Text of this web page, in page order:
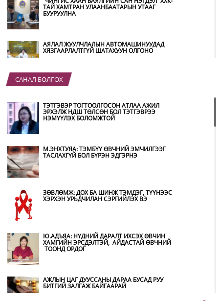
ТАЙ ХАМТРАН УЛААНБААТАРЫН УТААГ
БУУРУУЛНА
АЯЛАЛ ЖУУЛЧЛАЛЫН АВТОМАШИНУУДАД
ХЯЗГААРЛАЛТГҮЙ ШАТАХУУН ОЛГОНО
“ХОТЫН ДАРГА СОНСОЖ БАЙНА” 150150
ҮЙЛДВЭРЛЭНЭ
САНАЛ БОЛГОХ
ТЭТГЭВЭР ТОГТООЛГОСОН АТЛАА АЖИЛ
ЭРХЭЛЖ НДШ ТӨЛСӨН БОЛ ТЭТГЭВРЭЭ
НЭМҮҮЛЭХ БОЛОМЖТОЙ
М.ЭНХТУЯА: ТЭМБҮҮ ӨВЧНИЙ ЭМЧИЛГЭЭГ
ТАСЛАХГҮЙ БОЛ БҮРЭН ЭДГЭРНЭ
ЗӨВЛӨМЖ: ДОХ БА ШИНЖ ТЭМДЭГ, ТҮҮНЭЭС
ХЭРХЭН УРЬДЧИЛАН СЭРГИЙЛЭХ ВЭ
Ю.АДЪЯА: НҮДНИЙ ДАРАЛТ ИХСЭХ ӨВЧИН
ХАМГИЙН ЭРСДЭЛТЭЙ, АЙДАСТАЙ ӨВЧНИЙ
ТООНД ОРДОГ
АЖЛЫН ЦАГ ДУУССАНЫ ДАРАА БУСАД РУУ
БИТГИЙ ЗАЛГАЖ БАЙГААРАЙ